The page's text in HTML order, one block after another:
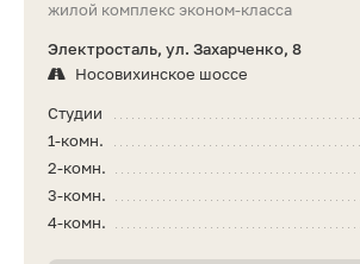
жилой комплекс эконом-класса
Электросталь, ул. Захарченко, 8
Носовихинское шоссе
Студии
1-комн.
2-комн.
3-комн.
4-комн.